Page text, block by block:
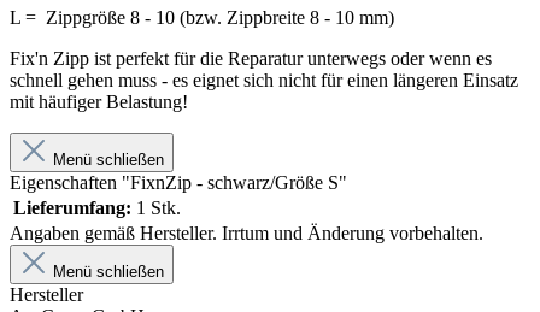
L = Zippgröße 8 - 10 (bzw. Zippbreite 8 - 10 mm)
Fix'n Zipp ist perfekt für die Reparatur unterwegs oder wenn es
schnell gehen muss - es eignet sich nicht für einen längeren Einsatz
mit häufiger Belastung!
Menü schließen
Eigenschaften "FixnZip - schwarz/Größe S"
Lieferumfang: 1 Stk.
Angaben gemäß Hersteller. Irrtum und Änderung vorbehalten.
Menü schließen
Hersteller